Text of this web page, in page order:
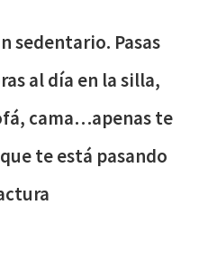
sedentario. Pasas
al día en la silla,
cama…apenas te
te está pasando